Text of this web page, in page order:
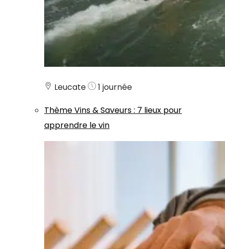
Leucate
1 journée
ThèmeVins & Saveurs: 7 lieux pour
apprendre le vin